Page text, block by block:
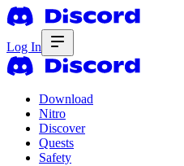
Log In
Download
Nitro
Discover
Quests
Safety